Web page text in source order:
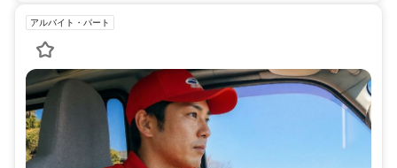
アルバイト・パート